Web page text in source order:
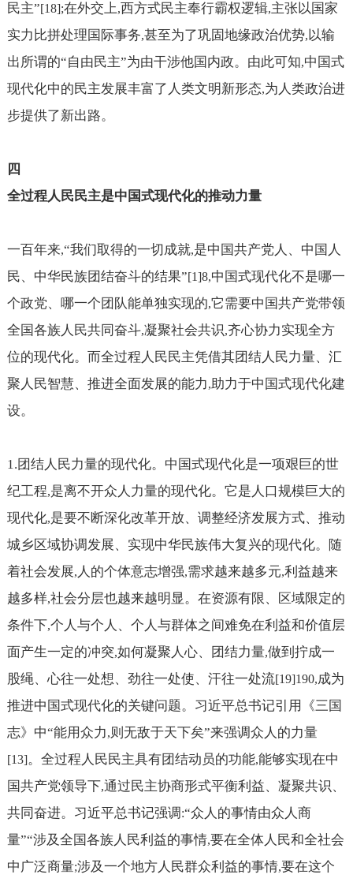
民主”[18];在外交上,西方式民主奉行霸权逻辑,主张以国家
实力比拼处理国际事务,甚至为了巩固地缘政治优势,以输
出所谓的“自由民主”为由干涉他国内政。由此可知,中国式
现代化中的民主发展丰富了人类文明新形态,为人类政治进
步提供了新出路。
四
全过程人民民主是中国式现代化的推动力量
一百年来,“我们取得的一切成就,是中国共产党人、中国人
民、中华民族团结奋斗的结果”[1]8,中国式现代化不是哪一
个政党、哪一个团队能单独实现的,它需要中国共产党带领
全国各族人民共同奋斗,凝聚社会共识,齐心协力实现全方
位的现代化。而全过程人民民主凭借其团结人民力量、汇
聚人民智慧、推进全面发展的能力,助力于中国式现代化建
设。
1. 团结人民力量的现代化。中国式现代化是一项艰巨的世
纪工程,是离不开众人力量的现代化。它是人口规模巨大的
现代化,是要不断深化改革开放、调整经济发展方式、推动
城乡区域协调发展、实现中华民族伟大复兴的现代化。随
着社会发展, 人的个体意志增强,需求越来越多元,利益越来
越多样,社会分层也越来越明显。在资源有限、区域限定的
条件下,个人与个人、个人与群体之间难免在利益和价值层
面产生一定的冲突,如何凝聚人心、团结力量,做到拧成一
股绳、心往一处想、劲往一处使、汗往一处流[19]190,成为
推进中国式现代化的关键问题。习近平总书记引用《三国
志》中“能用众力,则无敌于天下矣”来强调众人的力量
[13]。全过程人民民主具有团结动员的功能,能够实现在中
国共产党领导下,通过民主协商形式平衡利益、凝聚共识、
共同奋进。习近平总书记强调 :“众人的事情由众人商
量”“涉及全国各族人民利益的事情,要在全体人民和全社会
中广泛商量;涉及一个地方人民群众利益的事情,要在这个